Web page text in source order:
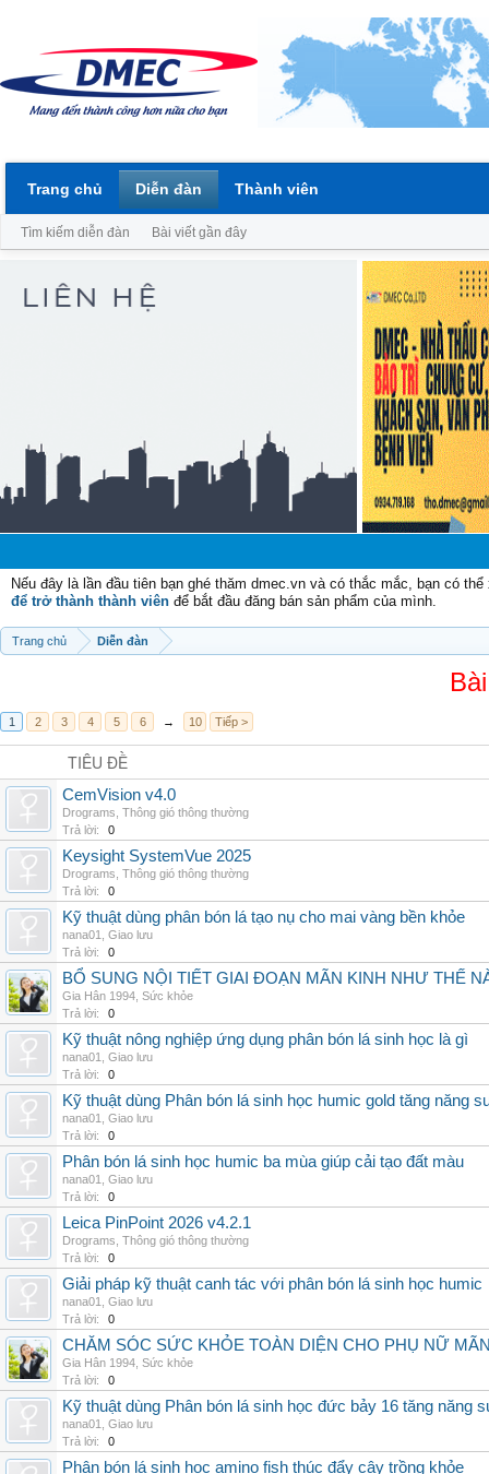
Nếu đây là lần đầu tiên bạn ghé thăm dmec.vn và có thắc mắc, bạn có
để trở thành thành viên để bắt đầu đăng bán sản phẩm của mình.
Trang chủ Diễn đàn
1 2 3 4 5 6 → 10 Tiếp >
TIÊU ĐỀ
CemVision v4.0
Drograms Thông gió thông thường
Trả lời:
0
Keysight SystemVue 2025
Drograms Thông gió thông thường
Trả lời:
0
Kỹ thuật dùng phân bón lá tạo nụ cho mai vàng bền khỏe
nana01
Giao lưu
Trả lời:
0
BỔ SUNG NỘI TIẾT GIAI ĐOẠN MÃN KINH NHƯ THẾ
Gia Hân 1994 Sức khỏe
Trả lời:
0
Kỹ thuật nông nghiệp ứng dụng phân bón lá sinh học là gì
nana01
Giao lưu
Trả lời:
0
Kỹ thuật dùng Phân bón lá sinh học humic gold tăng năng
nana01
Giao lưu
Trả lời:
0
Phân bón lá sinh học humic ba mùa giúp cải tạo đất màu
nana01
Giao lưu
Trả lời:
0
Leica PinPoint 2026 v4.2.1
Drograms Thông gió thông thường
Trả lời:
0
Giải pháp kỹ thuật canh tác với phân bón lá sinh học humic
nana01
Giao lưu
Trả lời:
0
CHĂM SÓC SỨC KHỎE TOÀN DIỆN CHO PHỤ NỮ
Gia Hân 1994 Sức khỏe
Trả lời:
0
Kỹ thuật dùng Phân bón lá sinh học đức bảy 16 tăng năng
nana01
Giao lưu
Trả lời:
0
Phân bón lá sinh học amino fish thúc đẩy cây trồng khỏe
Trang chủ Diễn đàn
Tìm kiếm diễn đàn Bài viết gần đây
Thành viên